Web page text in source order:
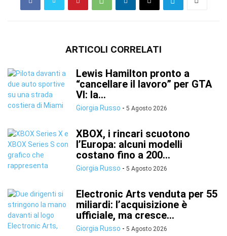
ARTICOLI CORRELATI
Lewis Hamilton pronto a
“cancellare il lavoro” per GTA
VI: la...
Giorgia Russo - 5 Agosto 2026
XBOX, i rincari scuotono
l’Europa: alcuni modelli
costano fino a 200...
Giorgia Russo - 5 Agosto 2026
Electronic Arts venduta per 55
miliardi: l’acquisizione è
ufficiale, ma cresce...
Giorgia Russo - 5 Agosto 2026